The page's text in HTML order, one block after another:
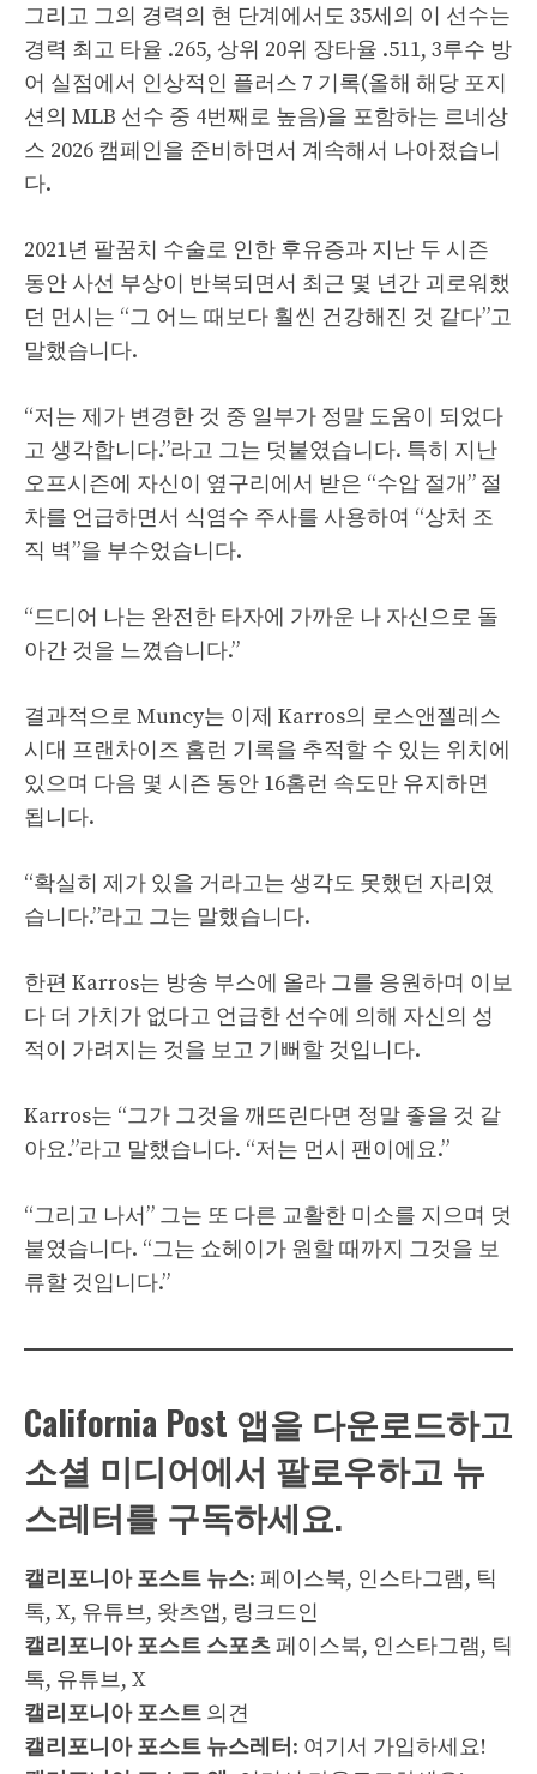
그리고 그의 경력의 현 단계에서도 35세의 이 선수는
경력 최고 타율 .265, 상위 20위 장타율 .511, 3루수 방
어 실점에서 인상적인 플러스 7 기록(올해 해당 포지
션의 MLB 선수 중 4번째로 높음)을 포함하는 르네상
스 2026 캠페인을 준비하면서 계속해서 나아졌습니
다.
2021년 팔꿈치 수술로 인한 후유증과 지난 두 시즌
동안 사선 부상이 반복되면서 최근 몇 년간 괴로워했
던 먼시는 “그 어느 때보다 훨씬 건강해진 것 같다”고
말했습니다.
“저는 제가 변경한 것 중 일부가 정말 도움이 되었다
고 생각합니다.”라고 그는 덧붙였습니다. 특히 지난
오프시즌에 자신이 옆구리에서 받은 “수압 절개” 절
차를 언급하면서 식염수 주사를 사용하여 “상처 조
직 벽”을 부수었습니다.
“드디어 나는 완전한 타자에 가까운 나 자신으로 돌
아간 것을 느꼈습니다.”
결과적으로 Muncy는 이제 Karros의 로스앤젤레스
시대 프랜차이즈 홈런 기록을 추적할 수 있는 위치에
있으며 다음 몇 시즌 동안 16홈런 속도만 유지하면
됩니다.
“확실히 제가 있을 거라고는 생각도 못했던 자리였
습니다.”라고 그는 말했습니다.
한편 Karros는 방송 부스에 올라 그를 응원하며 이보
다 더 가치가 없다고 언급한 선수에 의해 자신의 성
적이 가려지는 것을 보고 기뻐할 것입니다.
Karros는 “그가 그것을 깨뜨린다면 정말 좋을 것 같
아요.”라고 말했습니다. “저는 먼시 팬이에요.”
“그리고 나서” 그는 또 다른 교활한 미소를 지으며 덧
붙였습니다. “그는 쇼헤이가 원할 때까지 그것을 보
류할 것입니다.”
California Post 앱을 다운로드하고
소셜 미디어에서 팔로우하고 뉴
스레터를 구독하세요.
캘리포니아 포스트 뉴스: 페이스북, 인스타그램, 틱
톡, X, 유튜브, 왓츠앱, 링크드인
캘리포니아 포스트 스포츠페이스북, 인스타그램, 틱
톡, 유튜브, X
캘리포니아 포스트 의견
캘리포니아 포스트 뉴스레터 : 여기서 가입하세요!